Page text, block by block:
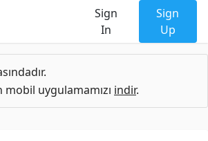
Sign
In
Sign
Up
uygulamamızı indir.